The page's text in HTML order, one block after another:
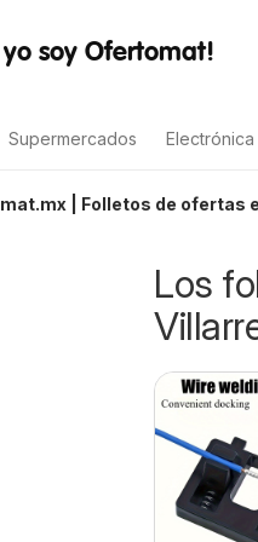
soy Ofertomat!
Supermercados Electrónica
| Folletos de ofertas
Los